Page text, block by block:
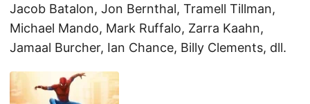
Jacob Batalon, Jon Bernthal, Tramell Tillman,
Michael Mando, Mark Ruffalo, Zarra Kaahn,
Jamaal Burcher, Ian Chance, Billy Clements, dll.